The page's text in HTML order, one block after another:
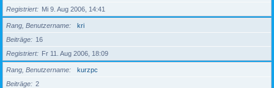
Registriert
Mi 9. Aug 2006, 14:41
Rang, Benutzername
kri
Beiträge
16
Registriert
Fr 11. Aug 2006, 18:09
Rang, Benutzername
kurzpc
Beiträge
2